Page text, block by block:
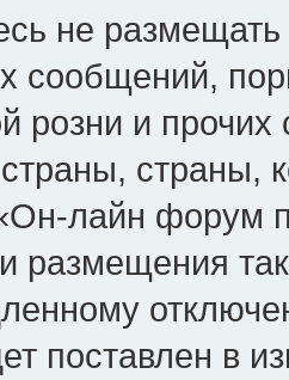
не
сообщений,
розни и
страны,
лайн форум
размещения
поставлен в